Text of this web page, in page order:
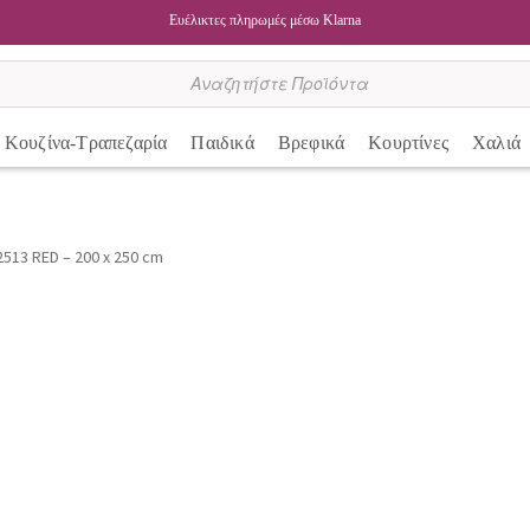
Ευέλικτες πληρωμές μέσω Klarna
Κουζίνα-Τραπεζαρία Παιδικά Βρεφικά Κουρτίνες Χαλιά
RED – 200 x 250 cm